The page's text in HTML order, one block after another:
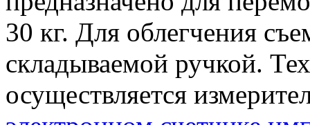
30 кг. Для облегчения
складываемой ручкой.
осуществляется